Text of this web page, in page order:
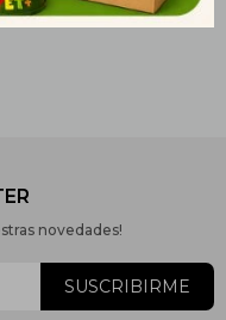
novedades!
SUSCRIBIRME